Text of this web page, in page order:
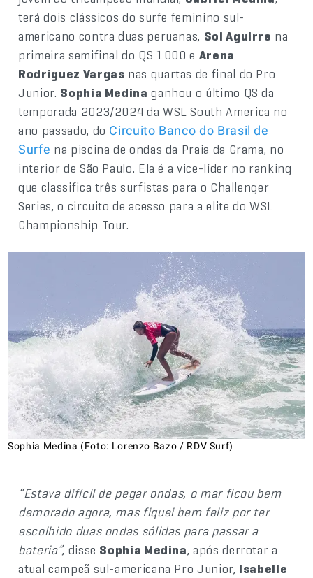
terá dois clássicos do surfe feminino sul-
americano contra duas peruanas, Sol Aguirre na
primeira semifinal do QS 1000 e Arena
Rodriguez Vargas nas quartas de final do Pro
Junior. Sophia Medina ganhou o último QS da
temporada 2023/2024 da WSL South America no
ano passado, do Circuito Banco do Brasil de
Surfe na piscina de ondas da Praia da Grama, no
interior de São Paulo. Ela é a vice-líder no ranking
que classifica três surfistas para o Challenger
Series, o circuito de acesso para a elite do WSL
Championship Tour.
Sophia Medina (Foto: Lorenzo Bazo / RDV Surf)
“Estava difícil de pegar ondas, o mar ficou bem
demorado agora, mas fiquei bem feliz por ter
escolhido duas ondas sólidas para passar a
bateria”, disse Sophia Medina, após derrotar a
atual campeã sul-americana Pro Junior, Isabelle